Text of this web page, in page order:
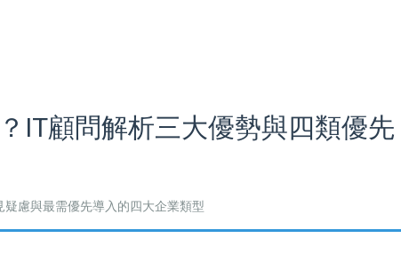
IT顧問解析三大優勢與四類優先
慮與最需優先導入的四大企業類型